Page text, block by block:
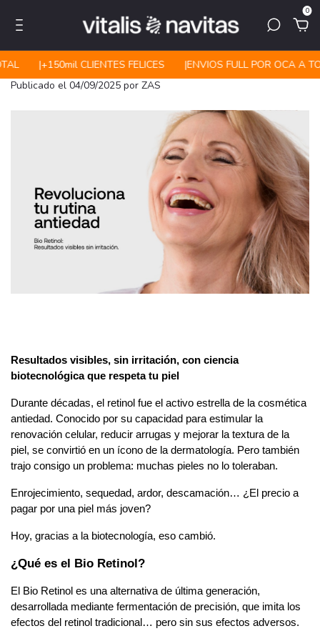
0
|ㅤㅤ+150mil CLIENTES FELICES
|ㅤㅤENVIOS FULL POR OCA A
Publicado el 04/09/2025 por ZAS
Resultados visibles, sin irritación, con ciencia
biotecnológica que respeta tu piel
Durante décadas, el retinol fue el activo estrella de la cosmética
antiedad. Conocido por su capacidad para estimular la
renovación celular, reducir arrugas y mejorar la textura de la
piel, se convirtió en un ícono de la dermatología. Pero también
trajo consigo un problema: muchas pieles no lo toleraban.
Enrojecimiento, sequedad, ardor, descamación… ¿El precio a
pagar por una piel más joven?
Hoy, gracias a la biotecnología, eso cambió.
¿Qué es el Bio Retinol?
El Bio Retinol es una alternativa de última generación,
desarrollada mediante fermentación de precisión, que imita los
efectos del retinol tradicional… pero sin sus efectos adversos.